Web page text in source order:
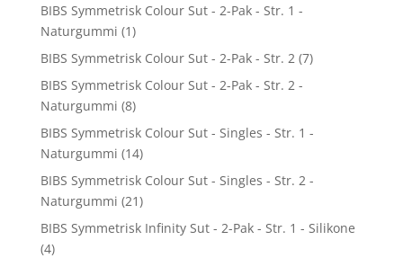
BIBS Symmetrisk Colour Sut - 2-Pak - Str. 1 -
Naturgummi (1)
BIBS Symmetrisk Colour Sut - 2-Pak - Str. 2 (7)
BIBS Symmetrisk Colour Sut - 2-Pak - Str. 2 -
Naturgummi (8)
BIBS Symmetrisk Colour Sut - Singles - Str. 1 -
Naturgummi (14)
BIBS Symmetrisk Colour Sut - Singles - Str. 2 -
Naturgummi (21)
BIBS Symmetrisk Infinity Sut - 2-Pak - Str. 1 - Silikone
(4)